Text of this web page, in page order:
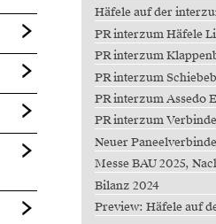
Häfele auf der
PR interzum Häfele
PR interzum
PR interzum
PR interzum Assedo
PR interzum
Neuer
Messe BAU 2025,
Bilanz 2024
Preview: Häfele auf